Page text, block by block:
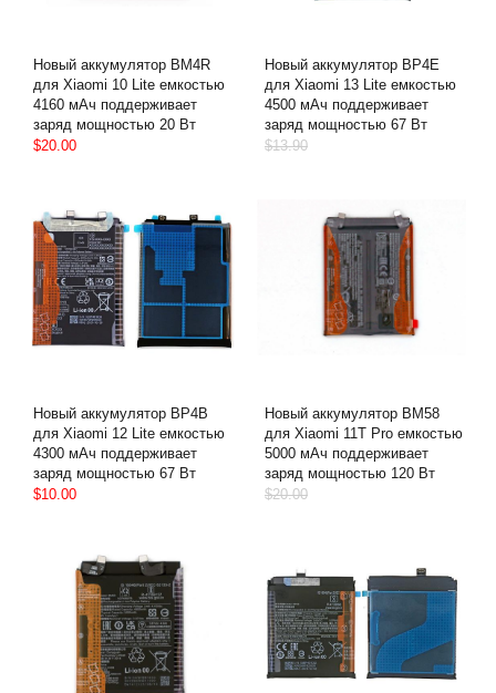
Новый аккумулятор BM4R
для Xiaomi 10 Lite емкостью
4160 мАч поддерживает
заряд мощностью 20 Вт
$20.00
Новый аккумулятор BP4E
для Xiaomi 13 Lite емкостью
4500 мАч поддерживает
заряд мощностью 67 Вт
$13.90
Новый аккумулятор BP4B
для Xiaomi 12 Lite емкостью
4300 мАч поддерживает
заряд мощностью 67 Вт
$10.00
Новый аккумулятор BM58
для Xiaomi 11T Pro емкостью
5000 мАч поддерживает
заряд мощностью 120 Вт
$20.00